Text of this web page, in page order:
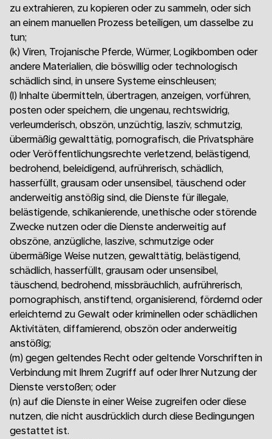
zu extrahieren, zu kopieren oder zu sammeln, oder sich
an einem manuellen Prozess beteiligen, um dasselbe zu
tun;
(k) Viren, Trojanische Pferde, Würmer, Logikbomben oder
andere Materialien, die böswillig oder technologisch
schädlich sind, in unsere Systeme einschleusen;
(l) Inhalte übermitteln, übertragen, anzeigen, vorführen,
posten oder speichern, die ungenau, rechtswidrig,
verleumderisch, obszön, unzüchtig, lasziv, schmutzig,
übermäßig gewalttätig, pornografisch, die Privatsphäre
oder Veröffentlichungsrechte verletzend, belästigend,
bedrohend, beleidigend, aufrührerisch, schädlich,
hasserfüllt, grausam oder unsensibel, täuschend oder
anderweitig anstößig sind, die Dienste für illegale,
belästigende, schikanierende, unethische oder störende
Zwecke nutzen oder die Dienste anderweitig auf
obszöne, anzügliche, laszive, schmutzige oder
übermäßige Weise nutzen, gewalttätig, belästigend,
schädlich, hasserfüllt, grausam oder unsensibel,
täuschend, bedrohend, missbräuchlich, aufrührerisch,
pornographisch, anstiftend, organisierend, fördernd oder
erleichternd zu Gewalt oder kriminellen oder schädlichen
Aktivitäten, diffamierend, obszön oder anderweitig
anstößig;
(m) gegen geltendes Recht oder geltende Vorschriften in
Verbindung mit Ihrem Zugriff auf oder Ihrer Nutzung der
Dienste verstoßen; oder
(n) auf die Dienste in einer Weise zugreifen oder diese
nutzen, die nicht ausdrücklich durch diese Bedingungen
gestattet ist.